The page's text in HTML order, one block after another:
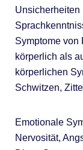
Unsicherheiten
Symptome von
körperlich als
körperlichen
Schwitzen,
Emotionale
Nervosität,